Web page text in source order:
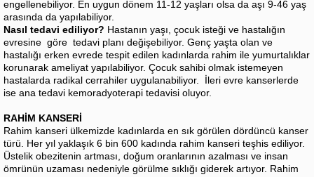
engellenebiliyor. En uygun dönem 11-12 yaşları olsa da aşı 9-46 yaş
arasında da yapılabiliyor.
Nasıl tedavi ediliyor? Hastanın yaşı, çocuk isteği ve hastalığın
evresine göre tedavi planı değişebiliyor. Genç yaşta olan ve
hastalığı erken evrede tespit edilen kadınlarda rahim ile yumurtalıklar
korunarak ameliyat yapılabiliyor. Çocuk sahibi olmak istemeyen
hastalarda radikal cerrahiler uygulanabiliyor. İleri evre kanserlerde
ise ana tedavi kemoradyoterapi tedavisi oluyor.
RAHİM KANSERİ
Rahim kanseri ülkemizde kadınlarda en sık görülen dördüncü kanser
türü. Her yıl yaklaşık 6 bin 600 kadında rahim kanseri teşhis ediliyor.
Üstelik obezitenin artması, doğum oranlarının azalması ve insan
ömrünün uzaması nedeniyle görülme sıklığı giderek artıyor. Rahim